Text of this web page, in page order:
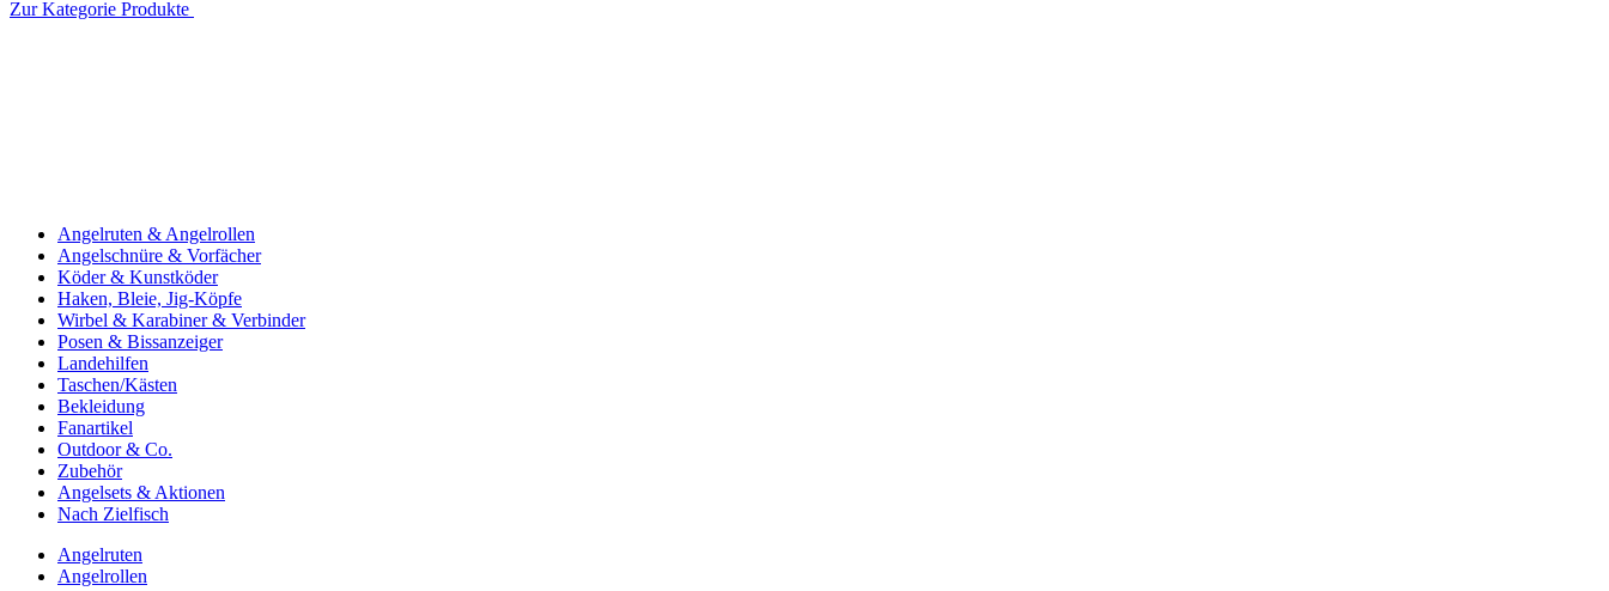
Zur Kategorie Produkte
Angelruten & Angelrollen
Angelschnüre & Vorfächer
Köder & Kunstköder
Haken, Bleie, Jig-Köpfe
Wirbel & Karabiner & Verbinder
Posen & Bissanzeiger
Landehilfen
Taschen/Kästen
Bekleidung
Fanartikel
Outdoor & Co.
Zubehör
Angelsets & Aktionen
Nach Zielfisch
Angelruten
Angelrollen